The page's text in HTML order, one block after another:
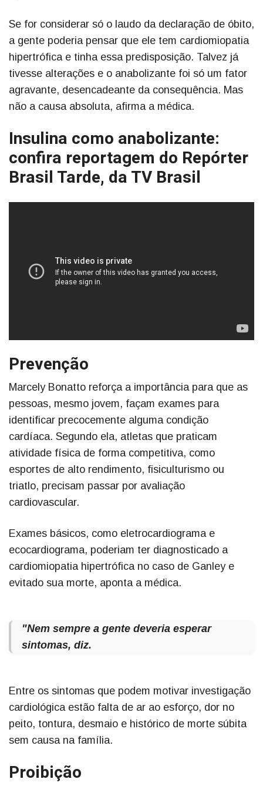
Se for considerar só o laudo da declaração de óbito,
a gente poderia pensar que ele tem cardiomiopatia
hipertrófica e tinha essa predisposição. Talvez já
tivesse alterações e o anabolizante foi só um fator
agravante, desencadeante da consequência. Mas
não a causa absoluta, afirma a médica.
Insulina como anabolizante:
confira reportagem do Repórter
Brasil Tarde, da TV Brasil
Prevenção
Marcely Bonatto reforça a importância para que as
pessoas, mesmo jovem, façam exames para
identificar precocemente alguma condição
cardíaca. Segundo ela, atletas que praticam
atividade física de forma competitiva, como
esportes de alto rendimento, fisiculturismo ou
triatlo, precisam passar por avaliação
cardiovascular.
Exames básicos, como eletrocardiograma e
ecocardiograma, poderiam ter diagnosticado a
cardiomiopatia hipertrófica no caso de Ganley e
evitado sua morte, aponta a médica.
"Nem sempre a gente deveria esperar
sintomas, diz.
Entre os sintomas que podem motivar investigação
cardiológica estão falta de ar ao esforço, dor no
peito, tontura, desmaio e histórico de morte súbita
sem causa na família.
Proibição